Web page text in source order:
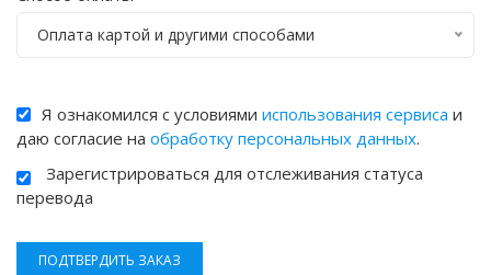
Оплата картой и другими способами
Я ознакомился с условиями использования сервиса и
даю согласие на обработку персональных данных.
Зарегистрироваться для отслеживания статуса
перевода
ПОДТВЕРДИТЬ ЗАКАЗ